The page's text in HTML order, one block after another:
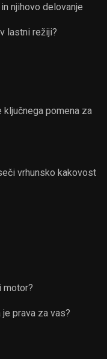
njihovo delovanje
lastni režiji?
ključnega pomena za
vrhunsko kakovost
motor?
prava za vas?